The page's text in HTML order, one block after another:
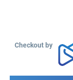
Checkout by